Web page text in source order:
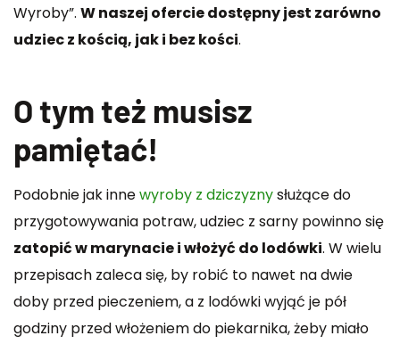
Wyroby”. W naszej ofercie dostępny jest zarówno
udziec z kością, jak i bez kości.
O tym też musisz
pamiętać!
Podobnie jak innewyroby z dziczyznysłużące do
przygotowywania potraw, udziec z sarny powinno się
zatopić w marynacie i włożyć do lodówki. W wielu
przepisach zaleca się, by robić to nawet na dwie
doby przed pieczeniem, a z lodówki wyjąć je pół
godziny przed włożeniem do piekarnika, żeby miało